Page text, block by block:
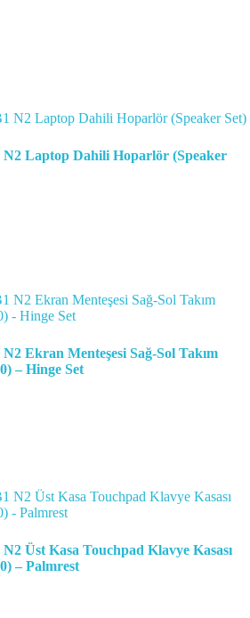
N2 Laptop Dahili Hoparlör (Speaker
Ekran Menteşesi Sağ-Sol Takım
– Hinge Set
Üst Kasa Touchpad Klavye Kasası
– Palmrest